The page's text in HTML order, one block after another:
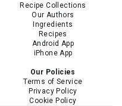
Recipe Collections
Our Authors
Ingredients
Recipes
Android App
iPhone App
Our Policies
Terms of Service
Privacy Policy
Cookie Policy